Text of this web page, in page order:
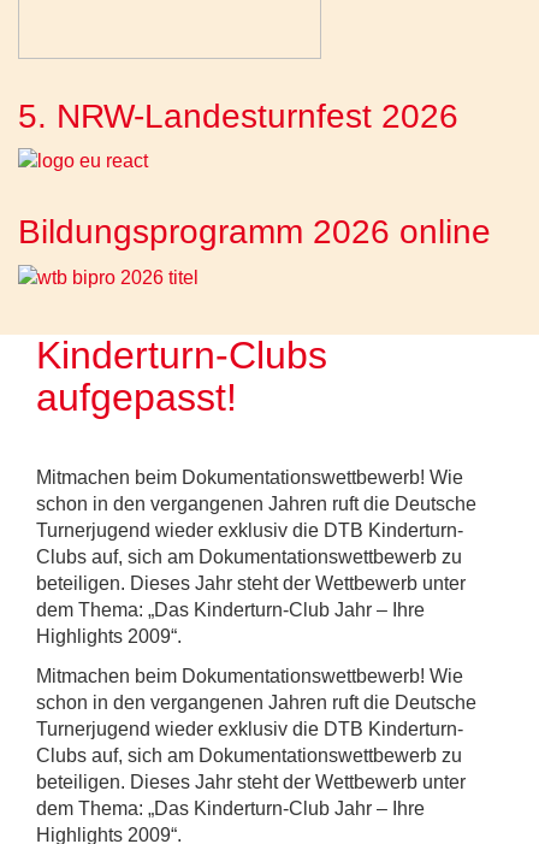
5. NRW-Landesturnfest 2026
Bildungsprogramm 2026 online
Kinderturn-Clubs
aufgepasst!
Mitmachen beim Dokumentationswettbewerb! Wie
schon in den vergangenen Jahren ruft die Deutsche
Turnerjugend wieder exklusiv die DTB Kinderturn-
Clubs auf, sich am Dokumentationswettbewerb zu
beteiligen. Dieses Jahr steht der Wettbewerb unter
dem Thema: „Das Kinderturn-Club Jahr – Ihre
Highlights 2009“.
Mitmachen beim Dokumentationswettbewerb! Wie
schon in den vergangenen Jahren ruft die Deutsche
Turnerjugend wieder exklusiv die DTB Kinderturn-
Clubs auf, sich am Dokumentationswettbewerb zu
beteiligen. Dieses Jahr steht der Wettbewerb unter
dem Thema: „Das Kinderturn-Club Jahr – Ihre
Highlights 2009“.